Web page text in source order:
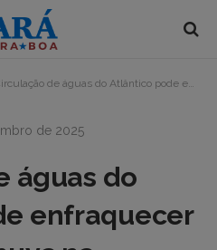
de águas do Atlântico pode enfraquecer e impactar chuva na Amazônia
de 2025
águas do
enfraquecer